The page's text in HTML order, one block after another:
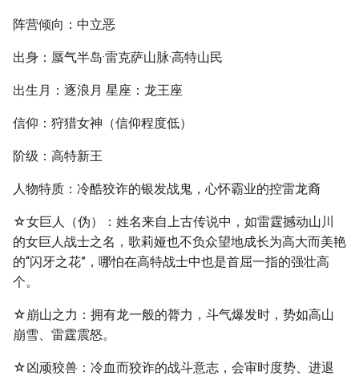
阵营倾向：中立恶
出身：蜃气半岛·雷克萨山脉·高特山民
出生月：逐浪月 星座：龙王座
信仰：狩猎女神（信仰程度低）
阶级：高特新王
人物特质：冷酷狡诈的银发战鬼，心怀霸业的控雷龙裔
☆女巨人（伪）：姓名来自上古传说中，如雷霆撼动山川
的女巨人战士之名，歌莉娅也不负众望地成长为高大而美艳
的“闪牙之花”，哪怕在高特战士中也是首屈一指的强壮高
个。
☆崩山之力：拥有龙一般的膂力，斗气爆发时，势如高山
崩雪、雷霆震怒。
☆凶顽狡兽：冷血而狡诈的战斗意志，会审时度势、进退